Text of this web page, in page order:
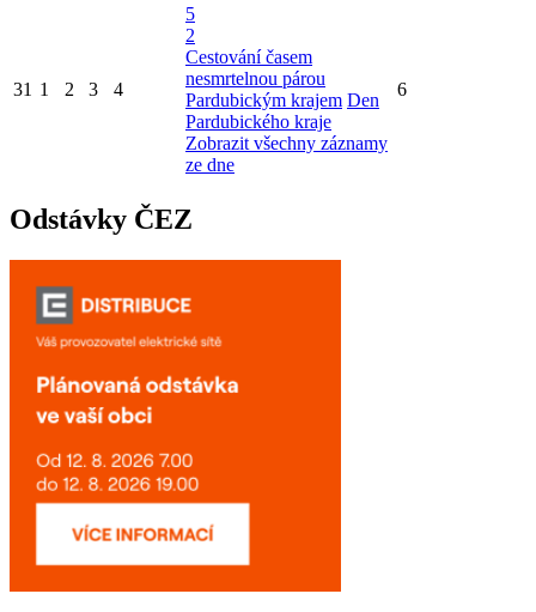
31 1 2 3 4
5
2
Cestování časem
nesmrtelnou párou
Pardubickým krajem Den
Pardubického kraje
Zobrazit všechny záznamy
ze dne
6
Odstávky ČEZ